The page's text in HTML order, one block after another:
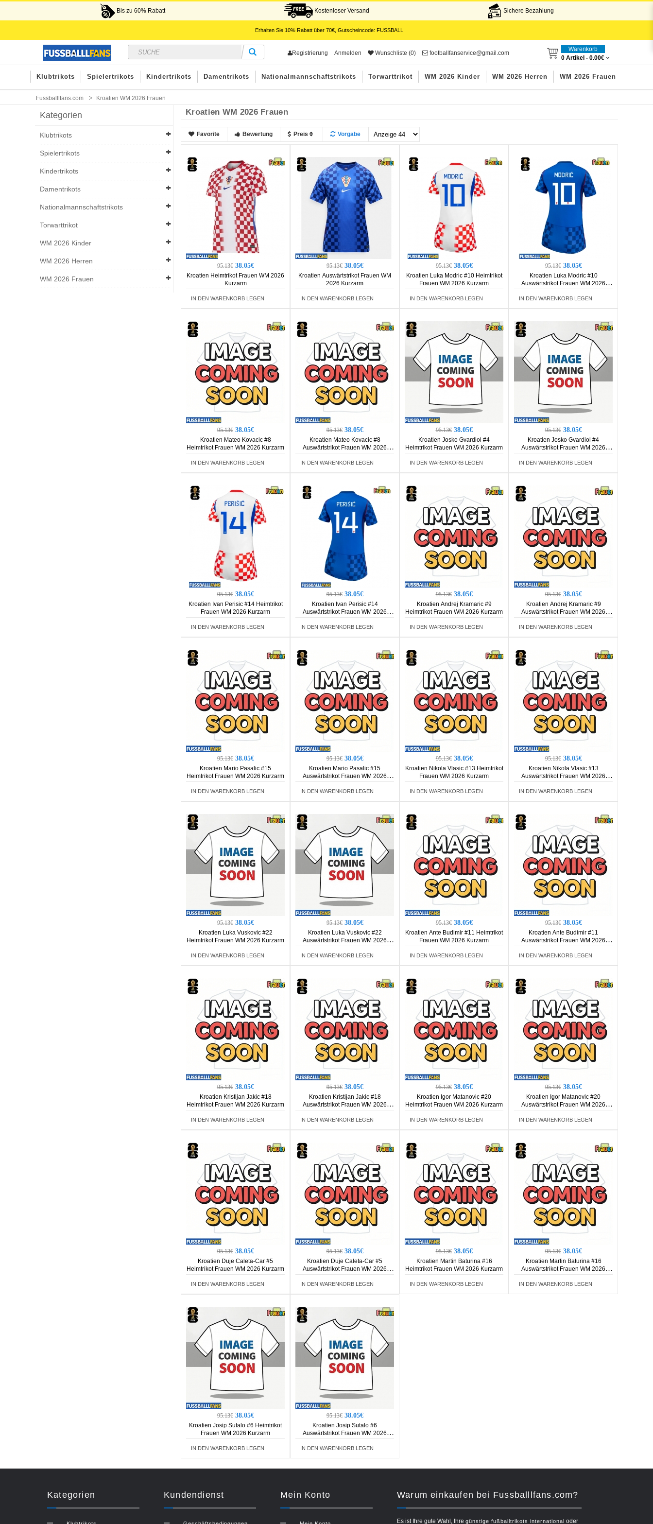
Bis zu 60% Rabatt Kostenloser Versand Sichere Bezahlung
Erhalten Sie 10%Rabatt über 70€, Gutscheincode: FUSSBALL
Registrierung Anmelden Wunschliste (0) footballfanservice@gmail.com
Warenkorb
0 Artikel - 0.00€
Klubtrikots Spielertrikots Kindertrikots Damentrikots Nationalmannschaftstrikots Torwarttrikot WM 2026 Kinder WM 2026 Herren WM 2026 Frauen
Fussballlfans.com Kroatien WM 2026 Frauen
Kategorien
Klubtrikots
Spielertrikots
Kindertrikots
Damentrikots
Nationalmannschaftstrikots
Torwarttrikot
WM 2026 Kinder
WM 2026 Herren
WM 2026 Frauen
Kroatien WM 2026 Frauen
Favorite Bewertung Preis Vorgabe
95.13€ 38.05€
Kroatien Heimtrikot Frauen WM 2026
Kurzarm
IN DEN WARENKORB LEGEN
95.13€ 38.05€
Kroatien Auswärtstrikot Frauen WM
2026 Kurzarm
IN DEN WARENKORB LEGEN
95.13€ 38.05€
Kroatien Luka Modric #10 Heimtrikot
Frauen WM 2026 Kurzarm
IN DEN WARENKORB LEGEN
95.13€ 38.05€
Kroatien Luka Modric #10
Auswärtstrikot Frauen WM 2026
Kurzarm
IN DEN WARENKORB LEGEN
95.13€ 38.05€
Kroatien Mateo Kovacic #8
Heimtrikot Frauen WM 2026 Kurzarm
IN DEN WARENKORB LEGEN
95.13€ 38.05€
Kroatien Mateo Kovacic #8
Auswärtstrikot Frauen WM 2026
Kurzarm
IN DEN WARENKORB LEGEN
95.13€ 38.05€
Kroatien Josko Gvardiol #4
Heimtrikot Frauen WM 2026 Kurzarm
IN DEN WARENKORB LEGEN
95.13€ 38.05€
Kroatien Josko Gvardiol #4
Auswärtstrikot Frauen WM 2026
Kurzarm
IN DEN WARENKORB LEGEN
95.13€ 38.05€
Kroatien Ivan Perisic #14 Heimtrikot
Frauen WM 2026 Kurzarm
IN DEN WARENKORB LEGEN
95.13€ 38.05€
Kroatien Ivan Perisic #14
Auswärtstrikot Frauen WM 2026
Kurzarm
IN DEN WARENKORB LEGEN
95.13€ 38.05€
Kroatien Andrej Kramaric #9
Heimtrikot Frauen WM 2026 Kurzarm
IN DEN WARENKORB LEGEN
95.13€ 38.05€
Kroatien Andrej Kramaric #9
Auswärtstrikot Frauen WM 2026
Kurzarm
IN DEN WARENKORB LEGEN
95.13€ 38.05€
Kroatien Mario Pasalic #15
Heimtrikot Frauen WM 2026 Kurzarm
IN DEN WARENKORB LEGEN
95.13€ 38.05€
Kroatien Mario Pasalic #15
Auswärtstrikot Frauen WM 2026
Kurzarm
IN DEN WARENKORB LEGEN
95.13€ 38.05€
Kroatien Nikola Vlasic #13 Heimtrikot
Frauen WM 2026 Kurzarm
IN DEN WARENKORB LEGEN
95.13€ 38.05€
Kroatien Nikola Vlasic #13
Auswärtstrikot Frauen WM 2026
Kurzarm
IN DEN WARENKORB LEGEN
95.13€ 38.05€
Kroatien Luka Vuskovic #22
Heimtrikot Frauen WM 2026 Kurzarm
IN DEN WARENKORB LEGEN
95.13€ 38.05€
Kroatien Luka Vuskovic #22
Auswärtstrikot Frauen WM 2026
Kurzarm
IN DEN WARENKORB LEGEN
95.13€ 38.05€
Kroatien Ante Budimir #11 Heimtrikot
Frauen WM 2026 Kurzarm
IN DEN WARENKORB LEGEN
95.13€ 38.05€
Kroatien Ante Budimir #11
Auswärtstrikot Frauen WM 2026
Kurzarm
IN DEN WARENKORB LEGEN
95.13€ 38.05€
Kroatien Kristijan Jakic #18
Heimtrikot Frauen WM 2026 Kurzarm
IN DEN WARENKORB LEGEN
95.13€ 38.05€
Kroatien Kristijan Jakic #18
Auswärtstrikot Frauen WM 2026
Kurzarm
IN DEN WARENKORB LEGEN
95.13€ 38.05€
Kroatien Igor Matanovic #20
Heimtrikot Frauen WM 2026 Kurzarm
IN DEN WARENKORB LEGEN
95.13€ 38.05€
Kroatien Igor Matanovic #20
Auswärtstrikot Frauen WM 2026
Kurzarm
IN DEN WARENKORB LEGEN
95.13€ 38.05€
Kroatien Duje Caleta-Car #5
Heimtrikot Frauen WM 2026 Kurzarm
IN DEN WARENKORB LEGEN
95.13€ 38.05€
Kroatien Duje Caleta-Car #5
Auswärtstrikot Frauen WM 2026
Kurzarm
IN DEN WARENKORB LEGEN
95.13€ 38.05€
Kroatien Martin Baturina #16
Heimtrikot Frauen WM 2026 Kurzarm
IN DEN WARENKORB LEGEN
95.13€ 38.05€
Kroatien Martin Baturina #16
Auswärtstrikot Frauen WM 2026
Kurzarm
IN DEN WARENKORB LEGEN
95.13€ 38.05€
Kroatien Josip Sutalo #6 Heimtrikot
Frauen WM 2026 Kurzarm
IN DEN WARENKORB LEGEN
95.13€ 38.05€
Kroatien Josip Sutalo #6
Auswärtstrikot Frauen WM 2026
Kurzarm
IN DEN WARENKORB LEGEN
Kategorien Kundendienst Mein Konto Warum einkaufen bei Fussballlfans.com?
Es ist Ihre gute Wahl, Ihre günstige fußballtrikots international oder